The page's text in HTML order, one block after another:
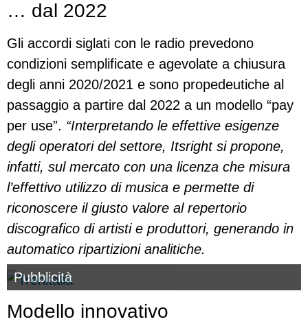
… dal 2022
Gli accordi siglati con le radio prevedono
condizioni semplificate e agevolate a chiusura
degli anni 2020/2021 e sono propedeutiche al
passaggio a partire dal 2022 a un modello “pay
per use”. “Interpretando le effettive esigenze
degli operatori del settore, Itsright si propone,
infatti, sul mercato con una licenza che misura
l’effettivo utilizzo di musica e permette di
riconoscere il giusto valore al repertorio
discografico di artisti e produttori, generando in
automatico ripartizioni analitiche.
Pubblicità
Modello innovativo